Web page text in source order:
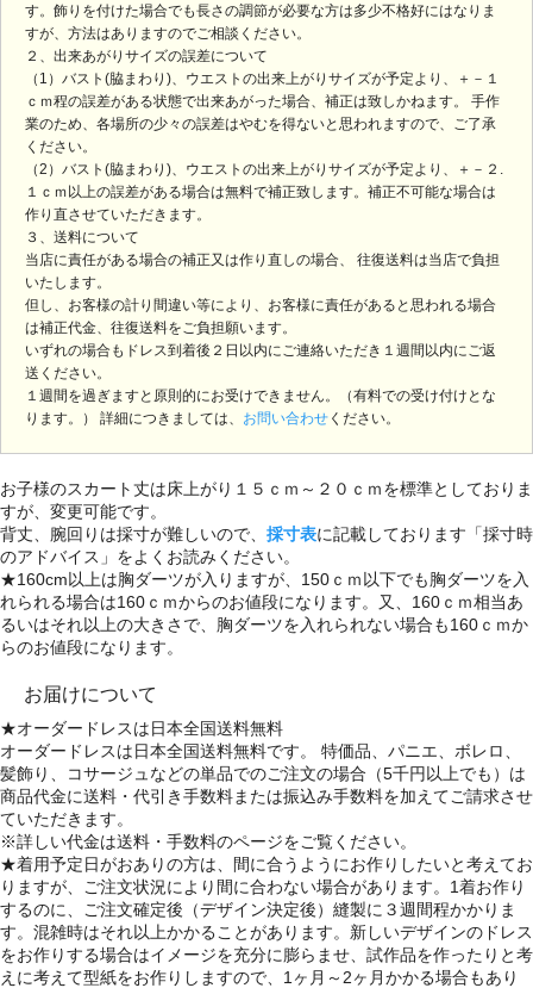
す。飾りを付けた場合でも長さの調節が必要な方は多少不格好にはなりま
すが、方法はありますのでご相談ください。
２、出来あがりサイズの誤差について
（1）バスト(脇まわり)、ウエストの出来上がりサイズが予定より、＋－１
ｃｍ程の誤差がある状態で出来あがった場合、補正は致しかねます。 手作
業のため、各場所の少々の誤差はやむを得ないと思われますので、ご了承
ください。
（2）バスト(脇まわり)、ウエストの出来上がりサイズが予定より、＋－２.
１ｃｍ以上の誤差がある場合は無料で補正致します。補正不可能な場合は
作り直させていただきます。
３、送料について
当店に責任がある場合の補正又は作り直しの場合、 往復送料は当店で負担
いたします。
但し、お客様の計り間違い等により、お客様に責任があると思われる場合
は補正代金、往復送料をご負担願います。
いずれの場合もドレス到着後２日以内にご連絡いただき１週間以内にご返
送ください。
１週間を過ぎますと原則的にお受けできません。（有料での受け付けとな
ります。） 詳細につきましては、 お問い合わせ ください。
お子様のスカート丈は床上がり１５ｃｍ～２０ｃｍを標準としておりま
すが、変更可能です。
背丈、腕回りは採寸が難しいので、 採寸表に記載しております「採寸時
のアドバイス」をよくお読みください。
★160cm以上は胸ダーツが入りますが、150ｃｍ以下でも胸ダーツを入
れられる場合は160ｃｍからのお値段になります。又、160ｃｍ相当あ
るいはそれ以上の大きさで、胸ダーツを入れられない場合も160ｃｍか
らのお値段になります。
お届けについて
★オーダードレスは日本全国送料無料
オーダードレスは日本全国送料無料です。 特価品、パニエ、ボレロ、
髪飾り、コサージュなどの単品でのご注文の場合（5千円以上でも）は
商品代金に送料・代引き手数料または振込み手数料を加えてご請求させ
ていただきます。
※詳しい代金は送料・手数料のページをご覧ください。
★着用予定日がおありの方は、間に合うようにお作りしたいと考えてお
りますが、ご注文状況により間に合わない場合があります。1着お作り
するのに、ご注文確定後（デザイン決定後）縫製に３週間程かかりま
す。混雑時はそれ以上かかることがあります。新しいデザインのドレス
をお作りする場合はイメージを充分に膨らませ、試作品を作ったりと考
えに考えて型紙をお作りしますので、1ヶ月～2ヶ月かかる場合もあり